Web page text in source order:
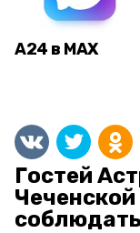
А24 в MAX
Гостей